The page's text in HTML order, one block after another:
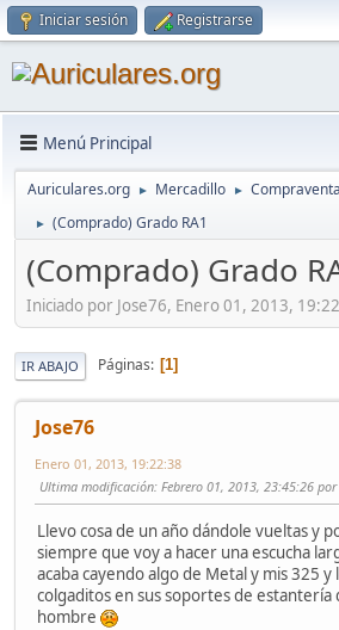
Iniciar sesión Registrarse
Menú Principal
Auriculares.org ► Mercadillo ►
► (Comprado) Grado RA1
(Comprado) Grado
Iniciado por Jose76, Enero 01, 2013,
IR ABAJO Páginas 1
Jose76
Enero 01, 2013, 19:22:38
Ultima modificación: Febrero 01, 2013, 23:45:26
Llevo cosa de un año dándole vueltas y
siempre que voy a hacer una escucha
acaba cayendo algo de Metal y mis 325 y
colgaditos en sus soportes de estantería
hombre